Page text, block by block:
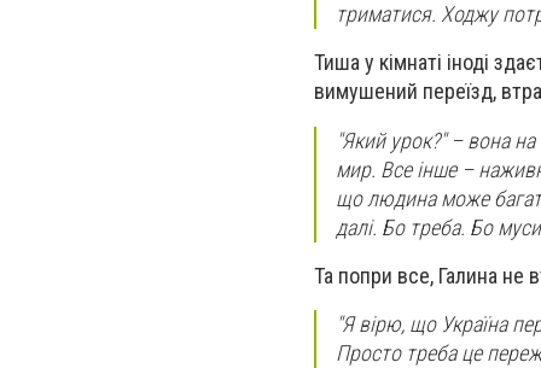
триматися. Ходжу
Тиша у кімнаті іноді
вимушений переїзд,
"Який урок?"– вона на
мир. Все інше –
що людина може
далі. Бо треба. Бо
Та попри все, Галина не
"Я вірю, що Україна
Просто треба це